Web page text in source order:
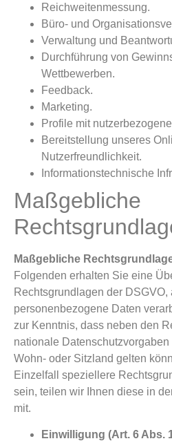
Reichweitenmessung.
Büro- und
Verwaltung und
Durchführung von
Wettbewerben.
Feedback.
Marketing.
Profile mit
Bereitstellung unseres
Nutzerfreundlichkeit.
Informationstechnische
Maßgebliche
Maßgebliche
Folgenden erhalten Sie eine
Rechtsgrundlagen der
personenbezogene Daten
zur Kenntnis, dass neben den
nationale
Wohn- oder Sitzland gelten
Einzelfall speziellere
sein, teilen wir Ihnen diese in
mit.
Einwilligung (Art. 6 Abs.